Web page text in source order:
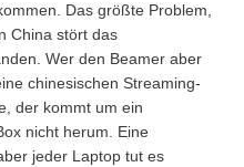
Das größte Problem,
China stört das
Wer den Beamer aber
chinesischen Streaming-
der kommt um ein
nicht herum. Eine
jeder Laptop tut es